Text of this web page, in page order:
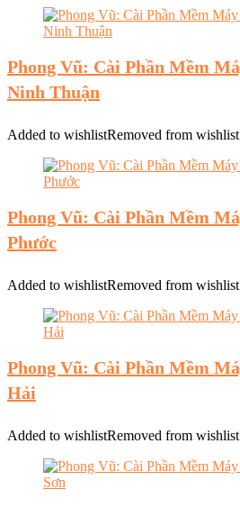
Phong Vũ: Cài Phần Mềm
Ninh Thuận
Added to wishlistRemoved from wishlist
Phong Vũ: Cài Phần Mềm
Phước
Added to wishlistRemoved from wishlist
Phong Vũ: Cài Phần Mềm
Hải
Added to wishlistRemoved from wishlist